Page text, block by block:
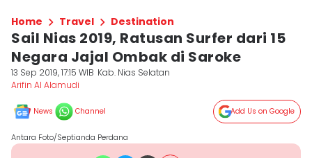
Home Travel Destination
Sail Nias 2019, Ratusan Surfer dari 15
Negara Jajal Ombak di Saroke
13 Sep 2019, 17:15 WIB Kab. Nias Selatan
Arifin Al Alamudi
News Channel Add Us on Google
Antara Foto/Septianda Perdana